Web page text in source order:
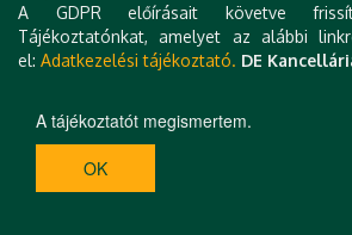
A GDPR előírásait követve
Tájékoztatónkat, amelyet az alábbi
el: Adatkezelési tájékoztató. DE
A tájékoztatót megismertem.
OK